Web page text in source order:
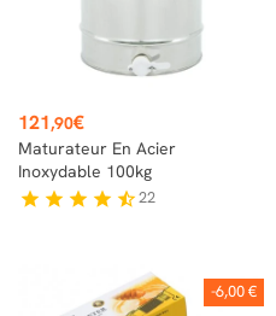
Prix
121,90€
Maturateur En Acier
Inoxydable 100kg
star star star star star_half22
-6,00 €